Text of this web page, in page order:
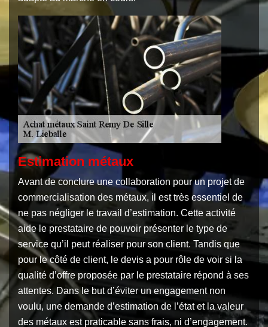
Estimation métaux
Avant de conclure une collaboration pour un projet de
commercialisation des métaux, il est très essentiel de
ne pas négliger le travail d’estimation. Cette activité
aide le prestataire de pouvoir présenter le type de
service qu’il peut réaliser pour son client. Tandis que
pour le côté de client, le devis a pour rôle de voir si la
qualité d’offre proposée par le prestataire répond à ses
attentes. Dans le but d’éviter un engagement non
voulu, une demande d’estimation de l’état et la valeur
des métaux est praticable sans frais, ni d’engagement.